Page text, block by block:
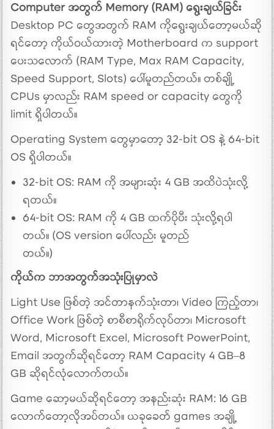
Computer အတွက် Memory (RAM) ရွေးချယ်ခြင်း
Desktop PC တွေအတွက် RAM ကိုရွေးချယ်တော့မယ်ဆို
ရင်တော့ ကိုယ်ဝယ်ထားတဲ့ Motherboard က support
ပေးသလောက် (RAM Type, Max RAM Capacity,
Speed Support, Slots) ပေါ်မူတည်တယ်။ တစ်ချို့
CPUs မှာလည်း RAM speed or capacity တွေကို
limit ရှိပါတယ်။
Operating System တွေမှာတော့ 32-bit OS နဲ့ 64-bit
OS ရှိပါတယ်။
32-bit OS: RAM ကို အများဆုံး 4 GB အထိပဲသုံးလို့
ရတယ်။
64-bit OS: RAM ကို 4 GB ထက်ပိုပီး သုံးလို့ရပါ
တယ်။ (OS version ပေါ်လည်း မူတည်
တယ်။)
ကိုယ်က ဘာအတွက်အသုံးပြုမှာလဲ
Light Use ဖြစ်တဲ့ အင်တာနက်သုံးတာ၊ Video ကြည့်တာ၊
Office Work ဖြစ်တဲ့ စာစီစာရိုက်လုပ်တာ၊ Microsoft
Word, Microsoft Excel, Microsoft PowerPoint,
Email အတွက်ဆိုရင်တော့ RAM Capacity 4 GB–8
GB ဆိုရင်လုံလောက်တယ်။
Game ဆော့မယ်ဆိုရင်တော့ အနည်းဆုံး RAM: 16 GB
လောက်တော့လိုအပ်တယ်။ ယခုခေတ် games အချို့